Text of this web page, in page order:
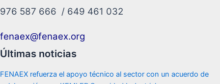
976 587 666 / 649 461 032
fenaex@fenaex.org
Últimas noticias
FENAEX refuerza el apoyo técnico al sector con un acuerdo de